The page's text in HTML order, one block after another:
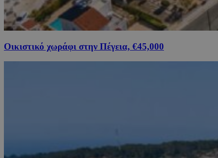
Οικιστικό χωράφι στην Πέγεια, €45,000